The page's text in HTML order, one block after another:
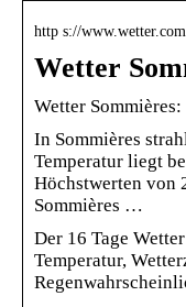
http s://
Wetter
Wetter
In Sommières
Temperatur liegt
Höchstwerten von
Sommières …
Der 16 Tage
Temperatur,